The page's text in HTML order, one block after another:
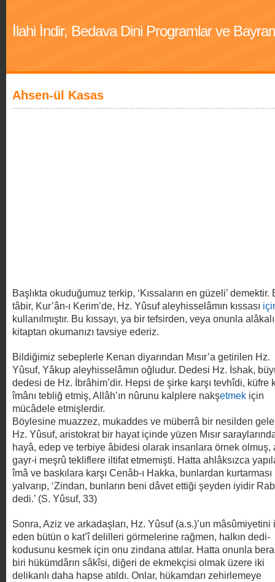
İlahi İndir, Bedava Dini Programlar ve
Ahsen-ül Kasas
Başlıkta okuduğumuz terkip, ‘Kıssaların en güzeli’ demektir.
tâbir, Kur’ân-ı Kerim’de, Hz. Yûsuf aleyhisselâmın kıssası
kullanılmıştır. Bu kıssayı, ya bir tefsirden, veya onunla
kitaptan okumanızı tavsiye ederiz.
Bildiğimiz sebeplerle Kenan diyarından Mısır’a getirilen Hz.
Yûsuf, Yâkup aleyhisselâmın oğludur. Dedesi Hz. İshak,
dedesi de Hz. İbrâhim’dir. Hepsi de şirke karşı tevhîdi, küfre
îmânı tebliğ etmiş, Allâh’ın nûrunu kalplere nakşetmek için
mücâdele etmişlerdir.
Böylesine muazzez, mukaddes ve müberrâ bir nesilden
Hz. Yûsuf, aristokrat bir hayat içinde yüzen Mısır
hayâ, edep ve terbiye âbidesi olarak insanlara örnek olmuş,
gayr-i meşrû tekliflere iltifat etmemişti. Hatta ahlâksızca
îmâ ve baskılara karşı Cenâb-ı Hakka, bunlardan
yalvarıp, ‘Zindan, bunların beni dâvet ettiği şeyden iyidir
dedi.’ (S. Yûsuf, 33)
Sonra, Aziz ve arkadaşları, Hz. Yûsuf (a.s.)’un mâsûmiyetini
eden bütün o kat’î delilleri görmelerine rağmen, halkın dedi-
kodusunu kesmek için onu zindana attılar. Hatta onunla
biri hükümdârın sâkîsi, diğeri de ekmekçisi olmak üzere iki
delikanlı daha hapse atıldı. Onlar, hükamdarı zehirlemeye